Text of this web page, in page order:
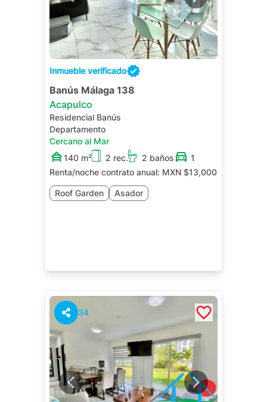
Inmueble verificado
Banús Málaga 138
Acapulco
Residencial Banús
Departamento
Cercano al Mar
140 m²
2 rec. 2 baños
1
Renta/noche contrato anual: MXN $13,000
Roof Garden Asador
34